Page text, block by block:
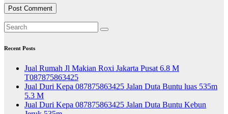
Recent Posts
Jual Rumah Jl Makian Roxi Jakarta Pusat 6.8 M
T087875863425
Jual Duri Kepa 087875863425 Jalan Duta Buntu luas 535m
5.3 M
Jual Duri Kepa 087875863425 Jalan Duta Buntu Kebun